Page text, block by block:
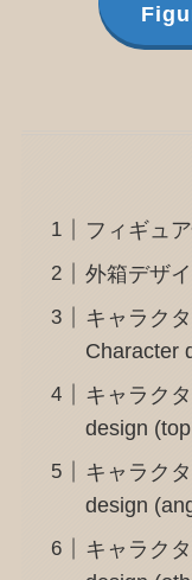
フィギュ
外箱デザ
キャラク
Character
キャラク
design
キャラク
design
キャラク